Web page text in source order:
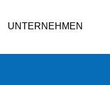
UNTERNEHMEN